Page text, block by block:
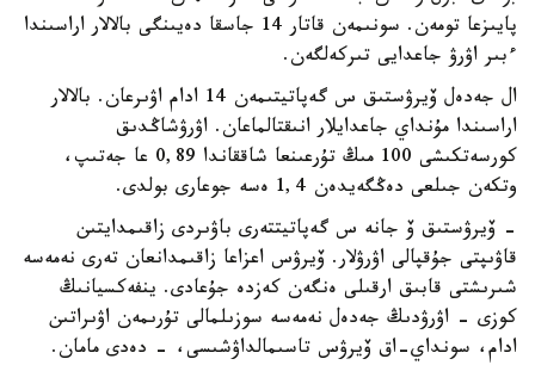
پايىزعا تومەن. سونىمەن قاتار 14 جاسقا دەيىنگى بالالار اراسىندا
ءبىر اۋرۋ جاعدايى تىركەلگەن.
ال جەدەل ۆيرۋستىق س گەپاتيتىمەن 14 ادام اۋىرعان. بالالار
اراسىندا مۇنداي جاعدايلار انىقتالماعان. اۋرۋشاڭدىق
كورسەتكىشى 100 مىڭ تۇرعىنعا شاققاندا 0,89 عا جەتىپ،
وتكەن جىلعى دەڭگەيدەن 1,4 ەسە جوعارى بولدى.
- ۆيرۋستىق ۆ جانە س گەپاتيتتەرى باۋىردى زاقىمدايتىن
قاۋىپتى جۇقپالى اۋرۋلار. ۆيرۋس اعزاعا زاقىمدانعان تەرى نەمەسە
شىرىشتى قابىق ارقىلى ەنگەن كەزدە جۇعادى. ينفەكسيانىڭ
كوزى - اۋرۋدىڭ جەدەل نەمەسە سوزىلمالى تۇرىمەن اۋىراتىن
ادام، سونداي-اق ۆيرۋس تاسىمالداۋشىسى، - دەدى مامان.